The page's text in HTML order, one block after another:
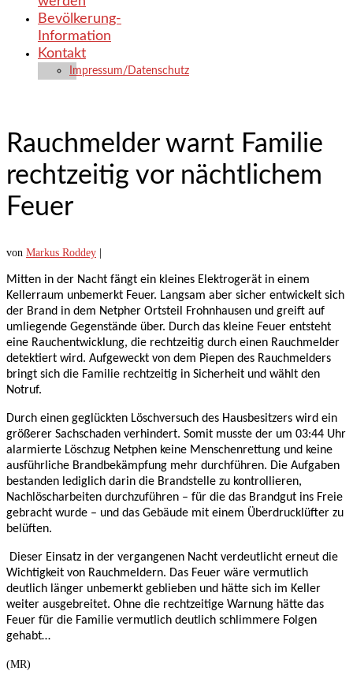
Bevölkerung-
Information
Kontakt
Impressum/Datenschutz
Rauchmelder warnt Familie
rechtzeitig vor nächtlichem
Feuer
von Markus Roddey
Mitten in der Nacht fängt ein kleines Elektrogerät in einem
Kellerraum unbemerkt Feuer. Langsam aber sicher entwickelt sich
der Brand in dem Netpher Ortsteil Frohnhausen und greift auf
umliegende Gegenstände über. Durch das kleine Feuer entsteht
eine Rauchentwicklung, die rechtzeitig durch einen Rauchmelder
detektiert wird. Aufgeweckt von dem Piepen des Rauchmelders
bringt sich die Familie rechtzeitig in Sicherheit und wählt den
Notruf.
Durch einen geglückten Löschversuch des Hausbesitzers wird ein
größerer Sachschaden verhindert. Somit musste der um 03:44 Uhr
alarmierte Löschzug Netphen keine Menschenrettung und keine
ausführliche Brandbekämpfung mehr durchführen. Die Aufgaben
bestanden lediglich darin die Brandstelle zu kontrollieren,
Nachlöscharbeiten durchzuführen – für die das Brandgut ins Freie
gebracht wurde – und das Gebäude mit einem Überdrucklüfter zu
belüften.
Dieser Einsatz in der vergangenen Nacht verdeutlicht erneut die
Wichtigkeit von Rauchmeldern. Das Feuer wäre vermutlich
deutlich länger unbemerkt geblieben und hätte sich im Keller
weiter ausgebreitet. Ohne die rechtzeitige Warnung hätte das
Feuer für die Familie vermutlich deutlich schlimmere Folgen
gehabt…
(MR)